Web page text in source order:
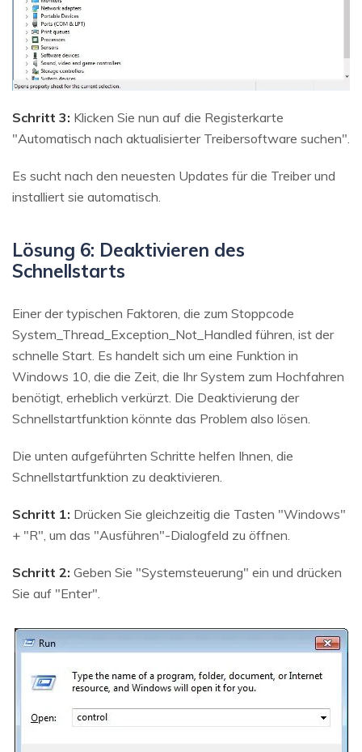
Schritt 3: Klicken Sie nun auf die Registerkarte
"Automatisch nach aktualisierter Treibersoftware suchen".
Es sucht nach den neuesten Updates für die Treiber und
installiert sie automatisch.
Lösung 6: Deaktivieren des
Schnellstarts
Einer der typischen Faktoren, die zum Stoppcode
System_Thread_Exception_Not_Handled führen, ist der
schnelle Start. Es handelt sich um eine Funktion in
Windows 10, die die Zeit, die Ihr System zum Hochfahren
benötigt, erheblich verkürzt. Die Deaktivierung der
Schnellstartfunktion könnte das Problem also lösen.
Die unten aufgeführten Schritte helfen Ihnen, die
Schnellstartfunktion zu deaktivieren.
Schritt 1: Drücken Sie gleichzeitig die Tasten "Windows"
+ "R", um das "Ausführen"-Dialogfeld zu öffnen.
Schritt 2: Geben Sie "Systemsteuerung" ein und drücken
Sie auf "Enter".